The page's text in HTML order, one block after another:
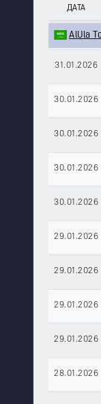
ДАТА
AlUla
31.01.2026
30.01.2026
30.01.2026
30.01.2026
30.01.2026
29.01.2026
29.01.2026
29.01.2026
29.01.2026
28.01.2026